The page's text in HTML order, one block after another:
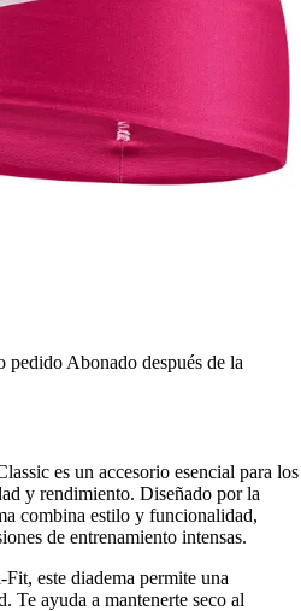
pedido Abonado después de la
es un accesorio esencial para los
y rendimiento. Diseñado por la
combina estilo y funcionalidad,
de entrenamiento intensas.
este diadema permite una
Te ayuda a mantenerte seco al